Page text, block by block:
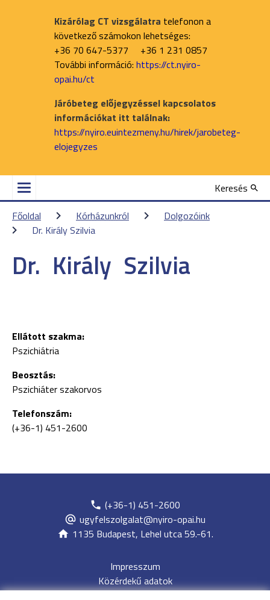
Kizárólag CT vizsgálatra telefonon a
következő számokon lehetséges:
+36 70 647-5377 +36 1 231 0857
További információ: https://ct.nyiro-
opai.hu/ct
Járóbeteg előjegyzéssel kapcsolatos
információkat itt találnak:
https://nyiro.euintezmeny.hu/hirek/jarobeteg-
elojegyzes
Keresés
Főoldal
Kórházunkról
Dolgozóink
Dr. Király Szilvia
Dr. Király Szilvia
Ellátott szakma:
Pszichiátria
Beosztás:
Pszichiáter szakorvos
Telefonszám:
(+36-1) 451-2600
(+36-1) 451-2600
ugyfelszolgalat@nyiro-opai.hu
1135 Budapest, Lehel utca 59.-61.
Impresszum
Közérdekű adatok
Adatvédelem